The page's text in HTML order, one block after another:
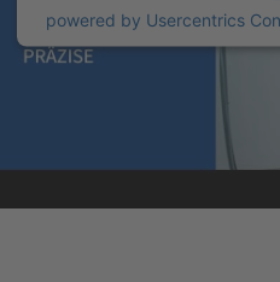
powered by Usercentrics